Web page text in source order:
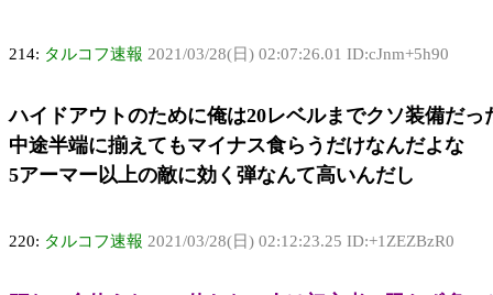
214: タルコフ速報 2021/03/28(日) 02:07:26.01 ID:cJnm+5h90
ハイドアウトのために俺は20レベルまでクソ装備だっ
中途半端に揃えてもマイナス食らうだけなんだよな
5アーマー以上の敵に効く弾なんて高いんだし
220: タルコフ速報 2021/03/28(日) 02:12:23.25 ID:+1ZEZBzR0